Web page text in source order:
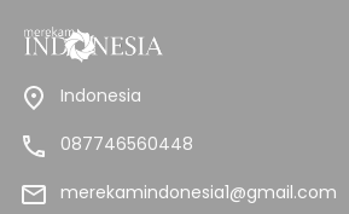
Indonesia
087746560448
merekamindonesia1@gmail.com